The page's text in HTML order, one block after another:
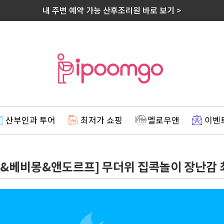
내 주변 예약 가능 산후조리원 바로 보기 >
산부인과 투어 최저가 쇼핑 멜로우앤 이벤
비몽&앤도르프] 무더위 집콕놀이 장난